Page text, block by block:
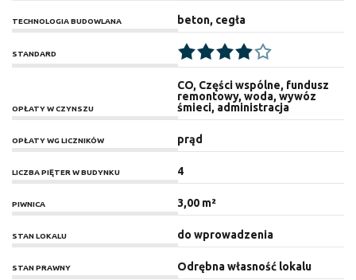
TECHNOLOGIA BUDOWLANA beton, cegła
STANDARD
OPŁATY W CZYNSZU
CO, Części wspólne, fundusz
remontowy, woda, wywóz
śmieci, administracja
OPŁATY WG LICZNIKÓW prąd
LICZBA PIĘTER W BUDYNKU 4
PIWNICA 3,00 m²
STAN LOKALU do wprowadzenia
STAN PRAWNY Odrębna własność lokalu